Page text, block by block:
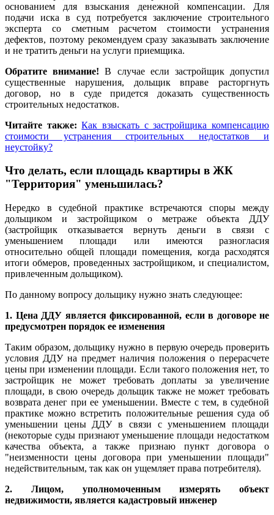
основанием для взыскания денежной компенсации. Для
подачи иска в суд потребуется заключение строительного
эксперта со сметным расчетом стоимости устранения
дефектов, поэтому рекомендуем сразу заказывать заключение
и не тратить деньги на услуги приемщика.
Обратите внимание! В случае если застройщик допустил
существенные нарушения, дольщик вправе расторгнуть
договор, но в суде придется доказать существенность
строительных недостатков.
Читайте также: Как взыскать с застройщика компенсацию
стоимости устранения строительных недостатков и
неустойку?
Что делать, если площадь квартиры в ЖК
"Территория" уменьшилась?
Нередко в судебной практике встречаются споры между
дольщиком и застройщиком о метраже объекта ДДУ
(застройщик отказывается вернуть деньги в связи с
уменьшением площади или имеются разногласия
относительно общей площади помещения, когда расходятся
итоги обмеров, проведенных застройщиком, и специалистом,
привлеченным дольщиком).
По данному вопросу дольщику нужно знать следующее:
1. Цена ДДУ является фиксированной, если в договоре не
предусмотрен порядок ее изменения
Таким образом, дольщику нужно в первую очередь проверить
условия ДДУ на предмет наличия положения о перерасчете
цены при изменении площади. Если такого положения нет, то
застройщик не может требовать доплаты за увеличение
площади, в свою очередь дольщик также не может требовать
возврата денег при ее уменьшении. Вместе с тем, в судебной
практике можно встретить положительные решения суда об
уменьшении цены ДДУ в связи с уменьшением площади
(некоторые суды признают уменьшение площади недостатком
качества объекта, а также признаю пункт договора о
"неизменности цены договора при уменьшении площади"
недействительным, так как он ущемляет права потребителя).
2. Лицом, уполномоченным измерять объект
недвижимости, является кадастровый инженер